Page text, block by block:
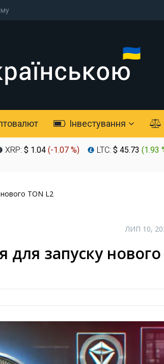
Інвестування
XRP: $ 1.04 (-1.07 %) LTC: $ 45.73 (1.93
нового TON L2
ЛИП 10,
для запуску нового